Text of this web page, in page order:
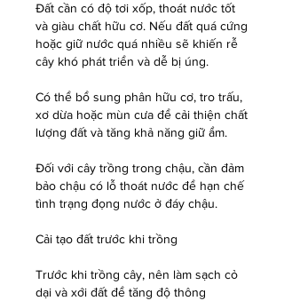
Đất cần có độ tơi xốp, thoát nước tốt
và giàu chất hữu cơ. Nếu đất quá cứng
hoặc giữ nước quá nhiều sẽ khiến rễ
cây khó phát triển và dễ bị úng.
Có thể bổ sung phân hữu cơ, tro trấu,
xơ dừa hoặc mùn cưa để cải thiện chất
lượng đất và tăng khả năng giữ ẩm.
Đối với cây trồng trong chậu, cần đảm
bảo chậu có lỗ thoát nước để hạn chế
tình trạng đọng nước ở đáy chậu.
Cải tạo đất trước khi trồng
Trước khi trồng cây, nên làm sạch cỏ
dại và xới đất để tăng độ thông